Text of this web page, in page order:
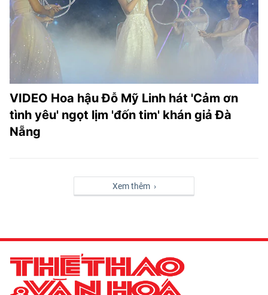
VIDEO Hoa hậu Đỗ Mỹ Linh hát 'Cảm ơn
tình yêu' ngọt lịm 'đốn tim' khán giả Đà
Nẵng
Xem thêm ›